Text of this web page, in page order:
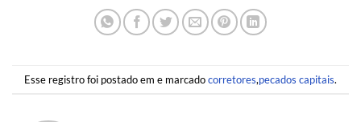
Esse registro foi postado em e marcadocorretores,pecados capitais.